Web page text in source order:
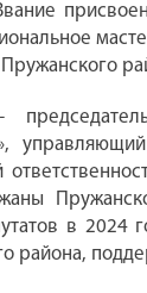
в 2024
района,